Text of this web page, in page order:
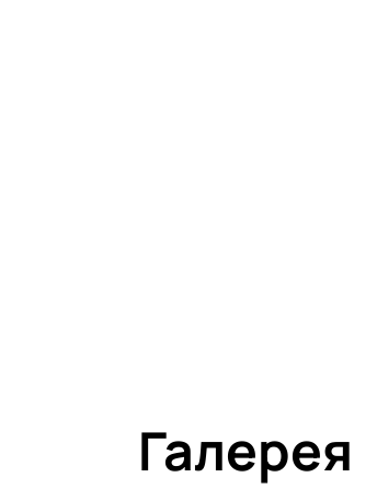
Галерея